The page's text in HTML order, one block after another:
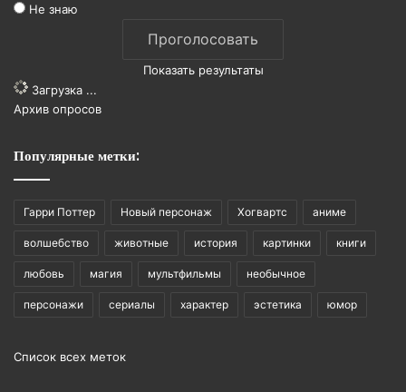
Не знаю
Показать результаты
Загрузка ...
Архив опросов
Популярные метки:
Гарри Поттер Новый персонаж Хогвартс аниме
волшебство животные история картинки книги
любовь магия мультфильмы необычное
персонажи сериалы характер эстетика юмор
Список всех меток